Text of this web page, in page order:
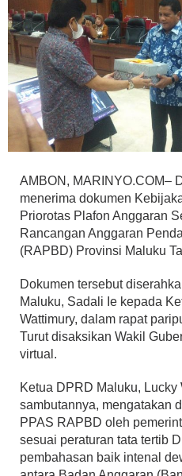
AMBON, MARINYO.COM–
menerima dokumen
Priorotas Plafon Anggaran
Rancangan Anggaran
(RAPBD) Provinsi Maluku
Dokumen tersebut
Maluku, Sadali Ie kepada
Wattimury, dalam rapat
Turut disaksikan Wakil
virtual.
Ketua DPRD Maluku, Lucky
sambutannya, mengatakan
PPAS RAPBD oleh
sesuai peraturan tata tertib
pembahasan baik intenal